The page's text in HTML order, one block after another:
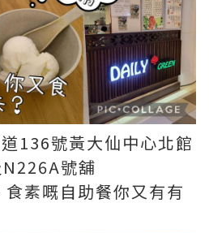
136號黃大仙中心北館
號舖
素嘅自助餐你又有有